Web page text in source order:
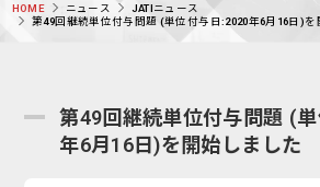
HOME ニュース
JATIニュース
第49回継続単位付与問題 (単位付与日:2020年6月16日)を
第49回継続単位付与問題 (
年6月16日)を開始しました